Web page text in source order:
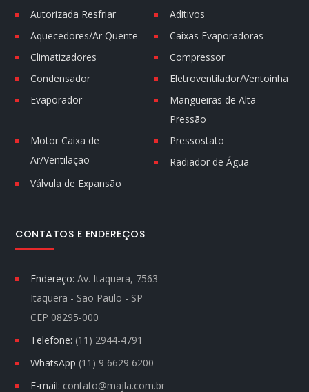
Autorizada Resfriar
Aditivos
Aquecedores/Ar Quente
Caixas Evaporadoras
Climatizadores
Compressor
Condensador
Eletroventilador/Ventoinha
Evaporador
Mangueiras de Alta
Pressão
Motor Caixa de
Ar/Ventilação
Pressostato
Radiador de Água
Válvula de Expansão
CONTATOS E ENDEREÇOS
Endereço: Av. Itaquera, 7563
Itaquera - São Paulo - SP
CEP 08295-000
Telefone: (11) 2944-4791
WhatsApp (11) 9 6629 6200
E-mail: contato@majla.com.br